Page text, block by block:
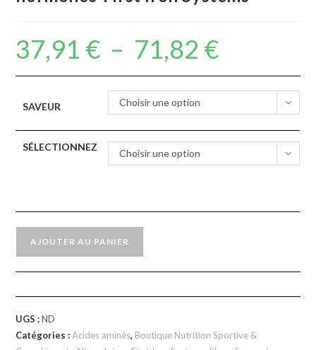
37,91 € – 71,82 €
SAVEUR Choisir une option
SÉLECTIONNEZ
Choisir une option
AJOUTER AU PANIER
UGS :ND
Catégories :Acides aminés, Boutique Nutrition Sportive &